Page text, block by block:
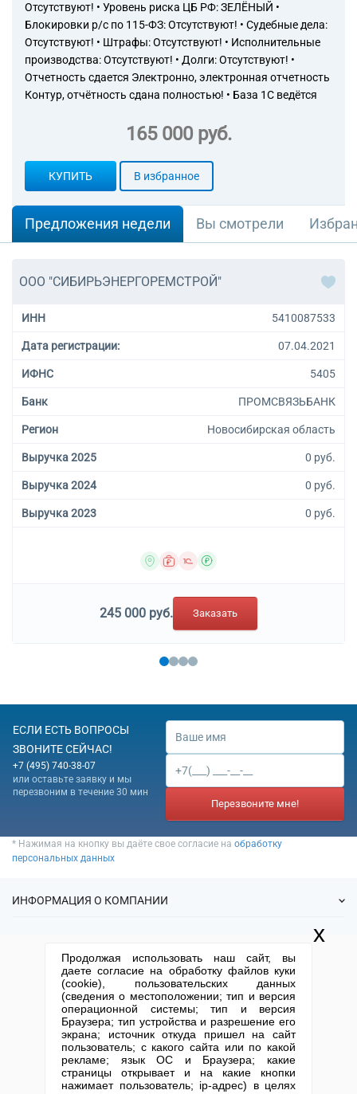
Отсутствуют! • Уровень риска ЦБ РФ: ЗЕЛЁНЫЙ •
Блокировки р/с по 115-ФЗ: Отсутствуют! • Судебные дела:
Отсутствуют! • Штрафы: Отсутствуют! • Исполнительные
производства: Отсутствуют! • Долги: Отсутствуют! •
Отчетность сдается Электронно, электронная отчетность
Контур, отчётность сдана полностью! • База 1С ведётся
165 000 руб.
КУПИТЬ В избранное
Предложения недели Вы смотрели
ООО "СИБИРЬЭНЕРГОРЕМСТРОЙ"
ИНН 5410087533
Дата регистрации: 07.04.2021
ИФНС 5405
Банк ПРОМСВЯЗЬБАНК
Регион Новосибирская область
Выручка 2025 0 руб.
Выручка 2024 0 руб.
Выручка 2023 0 руб.
245 000 руб. Заказать
ЕСЛИ ЕСТЬ ВОПРОСЫ
ЗВОНИТЕ СЕЙЧАС!
+7 (495) 740-38-07
или оставьте заявку и мы
перезвоним в течение 30 мин
Перезвоните мне!
* Нажимая на кнопку вы даёте свое согласие на обработку
персональных данных
ИНФОРМАЦИЯ О КОМПАНИИ
Спецпредложения
Готовые фирмы
Продажа фирм
Регистрация
Ликвидация
Регистрация изменений
Юридические адреса
КОНТАКТНАЯ ИНФОРМАЦИЯ
+7 (495) 740-38-07
(По Москве)
mail@1-urist.ru
Спросить у юриста
Москва, ул. Сущевский вал,
дом 5, стр. 3
Продолжая использовать наш сайт, вы
даете согласие на обработку файлов куки
(cookie), пользовательских данных
(сведения о местоположении; тип и версия
операционной системы; тип и версия
Браузера; тип устройства и разрешение его
экрана; источник откуда пришел на сайт
пользователь; с какого сайта или по какой
рекламе; язык ОС и Браузера; какие
страницы открывает и на какие кнопки
нажимает пользователь; ip-адрес) в целях
x